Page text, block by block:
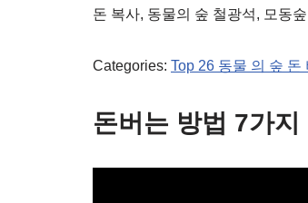
돈 복사, 동물의 숲 철광석, 모동
Categories: Top 26 동물 의 숲 돈
돈버는 방법 7가